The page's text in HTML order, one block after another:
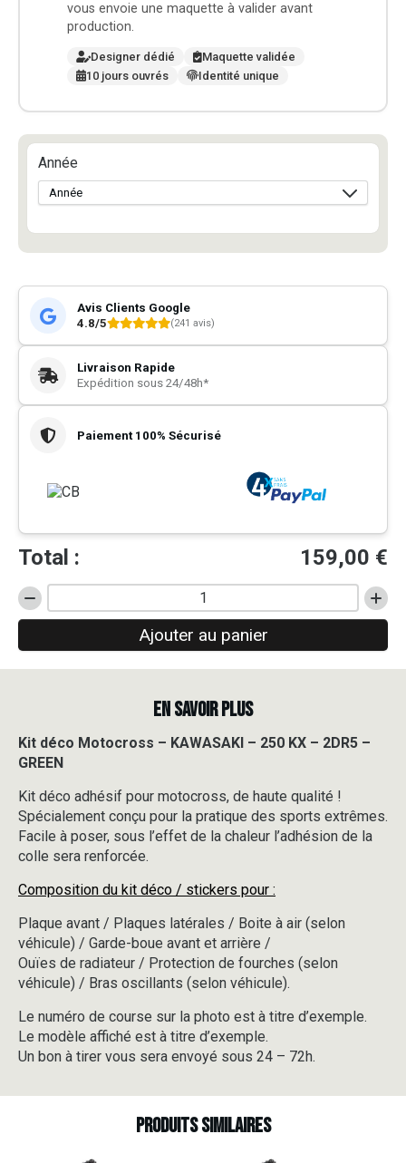
vous envoie une maquette à valider avant
production.
Designer dédié
Maquette validée
10 jours ouvrés
Identité unique
Année
Avis Clients Google
4.8/5
(241 avis)
Livraison Rapide
Expédition sous 24/48h*
Paiement 100% Sécurisé
Total : 159,00 €
quantité
de
Motocross
250
KX
2DR5
-
GREEN
Ajouter au panier
EN SAVOIR PLUS
Kit déco Motocross – KAWASAKI – 250 KX – 2DR5 –
GREEN
Kit déco adhésif pour motocross, de haute qualité !
Spécialement conçu pour la pratique des sports extrêmes.
Facile à poser, sous l’effet de la chaleur l’adhésion de la
colle sera renforcée.
Composition du kit déco / stickers pour :
Plaque avant / Plaques latérales / Boite à air (selon
véhicule) / Garde-boue avant et arrière /
Ouïes de radiateur / Protection de fourches (selon
véhicule) / Bras oscillants (selon véhicule).
Le numéro de course sur la photo est à titre d’exemple.
Le modèle affiché est à titre d’exemple.
Un bon à tirer vous sera envoyé sous 24 – 72h.
Produits similaires